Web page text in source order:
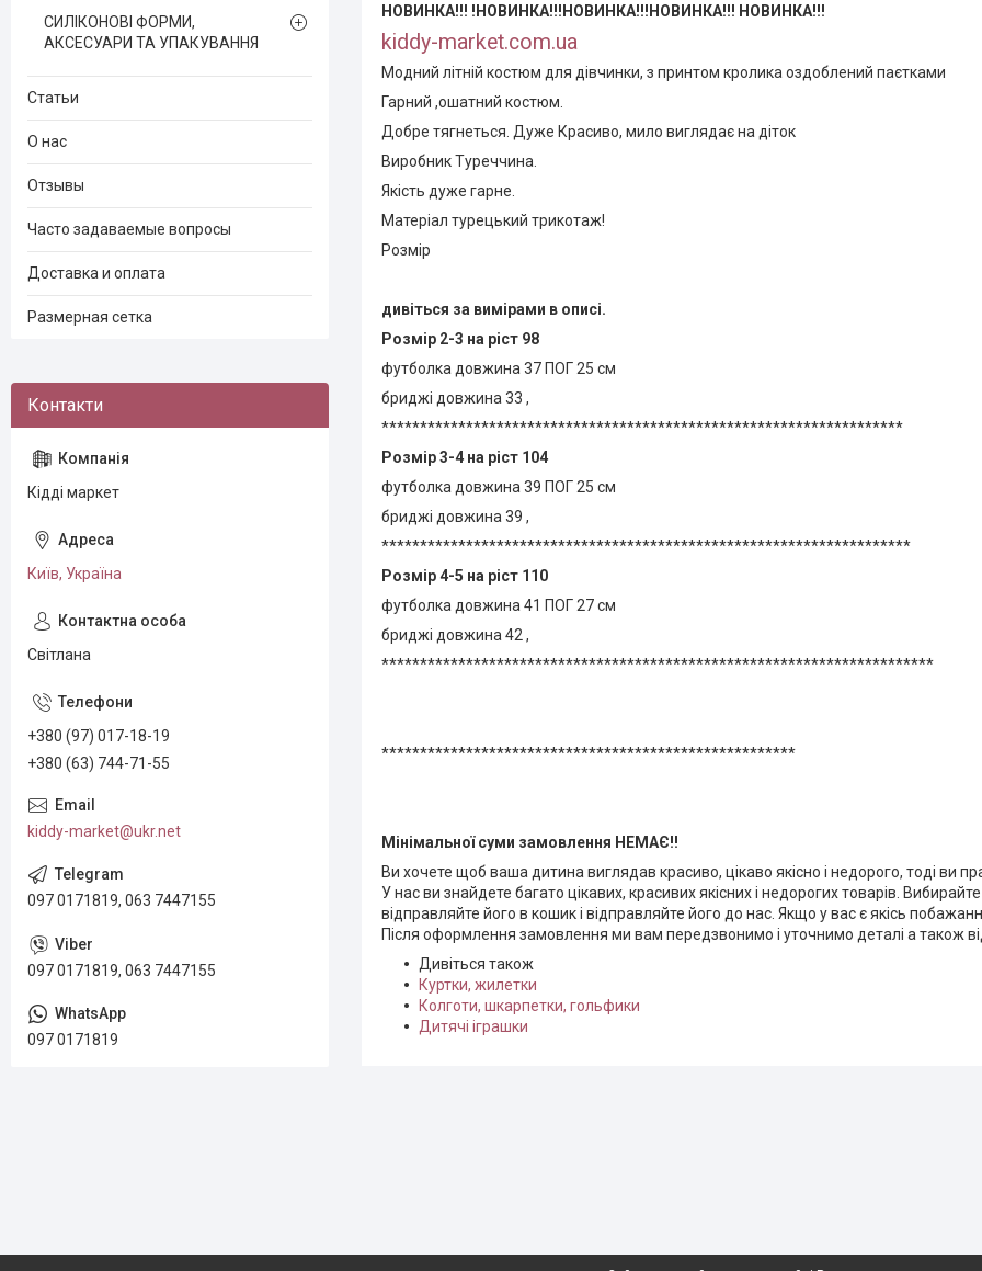
НОВИНКА!!! ! НОВИНКА!!! НОВИНКА!!! НОВИНКА!!! НОВИНКА!!!
kiddy-market.com.ua
Модний літній костюм для дівчинки, з принтом кролика оздоблений паєтками
Гарний ,ошатний костюм.
Добре тягнеться. Дуже Красиво, мило виглядає на діток
Виробник Туреччина.
Якість дуже гарне.
Матеріал турецький трикотаж!
Розмір
дивіться за вимірами в описі.
Розмір 2-3 на ріст 98
футболка довжина 37 ПОГ 25 см
бриджі довжина 33 ,
********************************************************************
Розмір 3-4 на ріст 104
футболка довжина 39 ПОГ 25 см
бриджі довжина 39 ,
*********************************************************************
Розмір 4-5 на ріст 110
футболка довжина 41 ПОГ 27 см
бриджі довжина 42 ,
************************************************************************
******************************************************
Мінімальної суми замовлення НЕМАЄ!!
Ви хочете щоб ваша дитина виглядав красиво, цікаво якісно і недорого, тоді ви
У нас ви знайдете багато цікавих, красивих якісних і недорогих товарів.
відправляйте його в кошик і відправляйте його до нас. Якщо у вас є якісь
Після оформлення замовлення ми вам передзвонимо і уточнимо деталі а також
Дивіться також
Куртки, жилетки
Колготи, шкарпетки, гольфики
Дитячі іграшки
СИЛІКОНОВІ ФОРМИ,
АКСЕСУАРИ ТА УПАКУВАННЯ
Статьи
О нас
Отзывы
Часто задаваемые вопросы
Доставка и оплата
Размерная сетка
Кідді маркет
Київ, Україна
Світлана
+380 (97) 017-18-19
+380 (63) 744-71-55
kiddy-market@ukr.net
097 0171819, 063 7447155
097 0171819, 063 7447155
097 0171819